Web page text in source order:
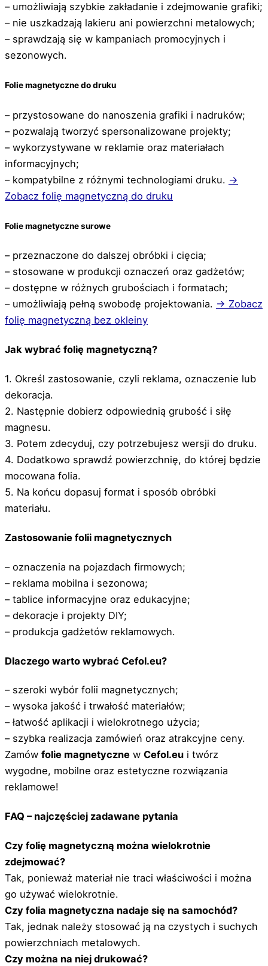
– umożliwiają szybkie zakładanie i zdejmowanie grafiki;
– nie uszkadzają lakieru ani powierzchni metalowych;
– sprawdzają się w kampaniach promocyjnych i
sezonowych.
Folie magnetyczne do druku
– przystosowane do nanoszenia grafiki i nadruków;
– pozwalają tworzyć spersonalizowane projekty;
– wykorzystywane w reklamie oraz materiałach
informacyjnych;
– kompatybilne z różnymi technologiami druku. →
Zobacz folię magnetyczną do druku
Folie magnetyczne surowe
– przeznaczone do dalszej obróbki i cięcia;
– stosowane w produkcji oznaczeń oraz gadżetów;
– dostępne w różnych grubościach i formatach;
– umożliwiają pełną swobodę projektowania. → Zobacz
folię magnetyczną bez okleiny
Jak wybrać folię magnetyczną?
1. Określ zastosowanie, czyli reklama, oznaczenie lub
dekoracja.
2. Następnie dobierz odpowiednią grubość i siłę
magnesu.
3. Potem zdecyduj, czy potrzebujesz wersji do druku.
4. Dodatkowo sprawdź powierzchnię, do której będzie
mocowana folia.
5. Na końcu dopasuj format i sposób obróbki
materiału.
Zastosowanie folii magnetycznych
– oznaczenia na pojazdach firmowych;
– reklama mobilna i sezonowa;
– tablice informacyjne oraz edukacyjne;
– dekoracje i projekty DIY;
– produkcja gadżetów reklamowych.
Dlaczego warto wybrać Cefol.eu?
– szeroki wybór folii magnetycznych;
– wysoka jakość i trwałość materiałów;
– łatwość aplikacji i wielokrotnego użycia;
– szybka realizacja zamówień oraz atrakcyjne ceny.
Zamów folie magnetyczne w Cefol.eu i twórz
wygodne, mobilne oraz estetyczne rozwiązania
reklamowe!
FAQ – najczęściej zadawane pytania
Czy folię magnetyczną można wielokrotnie
zdejmować?
Tak, ponieważ materiał nie traci właściwości i można
go używać wielokrotnie.
Czy folia magnetyczna nadaje się na samochód?
Tak, jednak należy stosować ją na czystych i suchych
powierzchniach metalowych.
Czy można na niej drukować?